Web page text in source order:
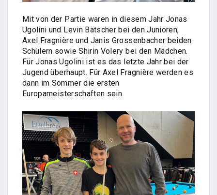
Mit von der Partie waren in diesem Jahr Jonas
Ugolini und Levin Bätscher bei den Junioren,
Axel Fragnière und Janis Grossenbacher beiden
Schülern sowie Shirin Volery bei den Mädchen.
Für Jonas Ugolini ist es das letzte Jahr bei der
Jugend überhaupt. Für Axel Fragnière werden es
dann im Sommer die ersten
Europameisterschaften sein.